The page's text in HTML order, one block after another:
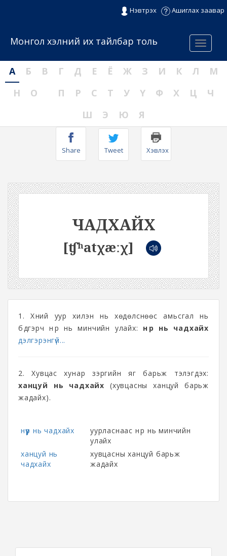
Нэвтрэх Ашиглах заавар
Menu
Монгол хэлний их тайлбар толь
А Б В Г Д Е Ё Ж З И К Л
М
Н
О П Р С Т У Ү Ф Х Ц
Ч
Ш
Э Ю Я
Share Tweet Хэвлэх
ЧАДХАЙХ
[ʧʰatχæːχ]
1. Хүний уур хилэн нь хөдөлснөөс амьсгал нь
бүдгэрч нүүр нь минчийн улайх: нүүр нь чадхайх
дэлгэрэнгүй...
2. Хувцас хунар зэргийн яг барьж тэлэгдэх:
ханцуй нь чадхайх (хувцасны ханцуй барьж
жадайх).
нүүр нь чадхайх
уурласнаас нүүр нь минчийн
улайх
ханцуй нь
чадхайх
хувцасны ханцуй барьж
жадайх